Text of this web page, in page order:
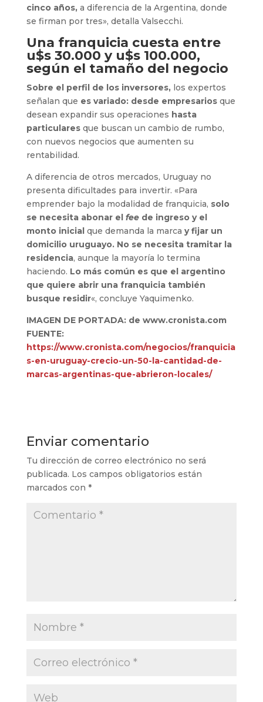
cinco años,a diferencia de la Argentina, donde
se firman por tres», detalla Valsecchi.
Una franquicia cuesta entre
u$s 30.000 yu$s 100.000,
según el tamaño del negocio
Sobre el perfil de los inversores,los expertos
señalan que es variado: desde empresarios que
desean expandir sus operaciones hasta
particulares que buscan un cambio de rumbo,
con nuevos negocios que aumenten su
rentabilidad.
A diferencia de otros mercados, Uruguay no
presenta dificultades para invertir. «Para
emprender bajo la modalidad de franquicia, solo
se necesita abonar el feede ingreso y el
monto inicialque demanda la marca y fijar un
domicilio uruguayo. No se necesita tramitar la
residencia, aunque la mayoría lo termina
haciendo. Lo más común es que el argentino
que quiere abrir una franquicia también
busque residir«, concluye Yaquimenko.
IMAGEN DE PORTADA: de www.cronista.com
FUENTE:
https://www.cronista.com/negocios/franquicia
s-en-uruguay-crecio-un-50-la-cantidad-de-
marcas-argentinas-que-abrieron-locales/
Enviar comentario
Tu dirección de correo electrónico no será
publicada. Los campos obligatorios están
marcados con *